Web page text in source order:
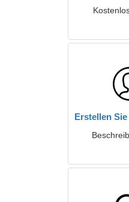
Erstellen